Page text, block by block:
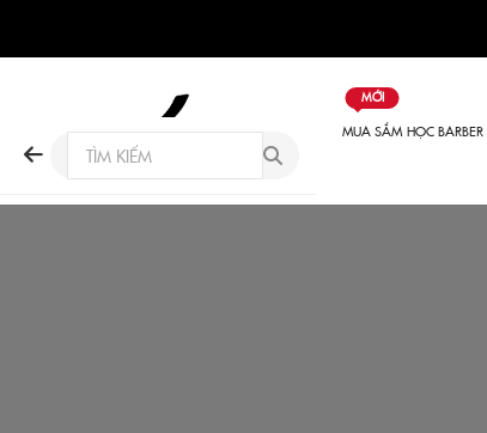
MUA SẮM
MỚI
HỌC BARBER